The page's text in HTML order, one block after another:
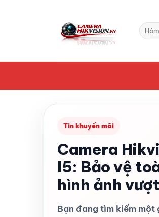
Tìm
kiếm:
Tin khuyến mãi
Camera
I5: Bảo vệ
hình ảnh
Bạn đang tìm kiếm